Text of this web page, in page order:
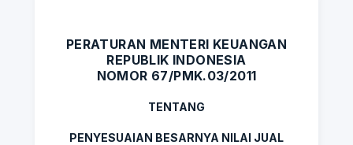
PERATURAN MENTERI KEUANGAN
REPUBLIK INDONESIA
NOMOR 67/PMK.03/2011
TENTANG
PENYESUAIAN BESARNYA NILAI JUAL